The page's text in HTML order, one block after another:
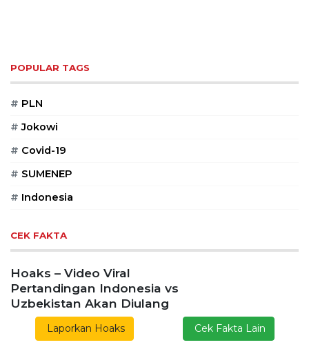
POPULAR TAGS
# PLN
# Jokowi
# Covid-19
# SUMENEP
# Indonesia
CEK FAKTA
Hoaks – Video Viral
Pertandingan Indonesia vs
Uzbekistan Akan Diulang
Laporkan Hoaks Cek Fakta Lain